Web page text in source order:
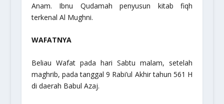
Anam. Ibnu Qudamah penyusun kitab fiqh
terkenal Al Mughni.
WAFATNYA
Beliau Wafat pada hari Sabtu malam, setelah
maghrib, pada tanggal 9 Rabi’ul Akhir tahun 561 H
di daerah Babul Azaj.